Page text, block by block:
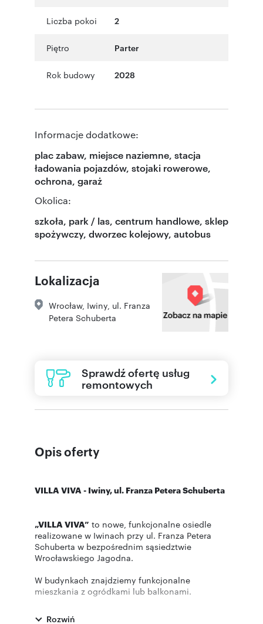
Liczba pokoi 2
Piętro Parter
Rok budowy 2028
Informacje dodatkowe:
plac zabaw, miejsce naziemne, stacja
ładowania pojazdów, stojaki rowerowe,
ochrona, garaż
Okolica:
szkoła, park / las, centrum handlowe, sklep
spożywczy, dworzec kolejowy, autobus
Lokalizacja
Wrocław, Iwiny ul. Franza
Petera Schuberta
Sprawdź ofertę usług
remontowych
Opis oferty
VILLA VIVA - Iwiny, ul. Franza Petera Schuberta
„VILLA VIVA” to nowe, funkcjonalne osiedle
realizowane w Iwinach przy ul. Franza Petera
Schuberta w bezpośrednim sąsiedztwie
Wrocławskiego Jagodna.
W budynkach znajdziemy funkcjonalne
mieszkania z ogródkami lub balkonami.
Rozwiń